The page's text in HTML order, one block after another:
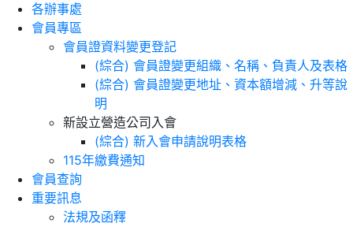
各辦事處
會員專區
會員證資料變更登記
(綜合) 會員證變更組織、名稱、負責人及表格
(綜合) 會員證變更地址、資本額增減、升等說
明
新設立營造公司入會
(綜合) 新入會申請說明表格
115年繳費通知
會員查詢
重要訊息
法規及函釋